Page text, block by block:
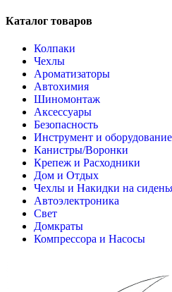
Каталог товаров
Колпаки
Чехлы
Ароматизаторы
Автохимия
Шиномонтаж
Аксессуары
Безопасность
Инструмент и оборудование
Канистры/Воронки
Крепеж и Расходники
Дом и Отдых
Чехлы и Накидки на
Автоэлектроника
Свет
Домкраты
Компрессора и Насосы